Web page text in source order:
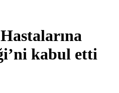
kabul etti